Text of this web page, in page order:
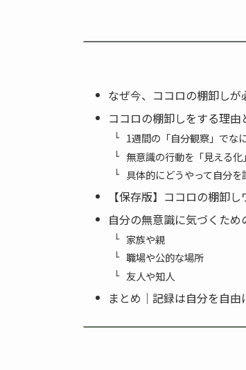
なぜ今、ココロの棚卸しが
ココロの棚卸しをする理由
1週間の「自分観察」でな
無意識の行動を「見える
具体的にどうやって自分を
【保存版】ココロの棚卸
自分の無意識に気づくた
家族や親
職場や公的な場所
友人や知人
まとめ｜記録は自分を自由